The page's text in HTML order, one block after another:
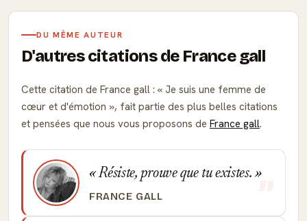
DU MÊME AUTEUR
D'autres citations de France gall
Cette citation de France gall :
Je suis une femme de
cœur et d'émotion
, fait partie des plus belles citations
et pensées que nous vous proposons de France gall.
Résiste, prouve que tu existes.
FRANCE GALL